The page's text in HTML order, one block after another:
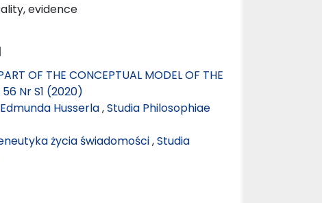
evidence
OF THE CONCEPTUAL MODEL OF THE
Nr S1 (2020)
Husserla,Studia Philosophiae
życia świadomości,Studia